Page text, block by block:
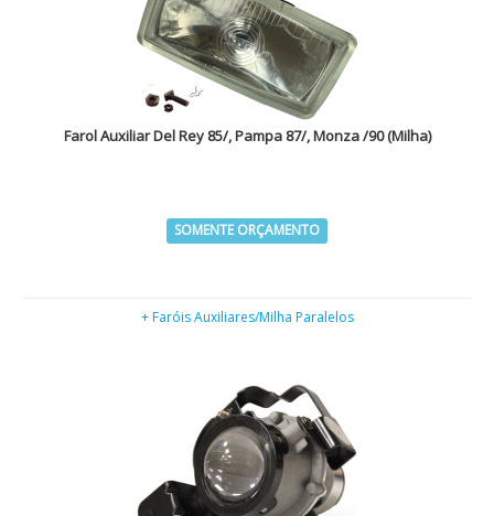
Farol Auxiliar Del Rey 85/, Pampa 87/, Monza /90 (Milha)
SOMENTE ORÇAMENTO
+ Faróis Auxiliares/Milha Paralelos